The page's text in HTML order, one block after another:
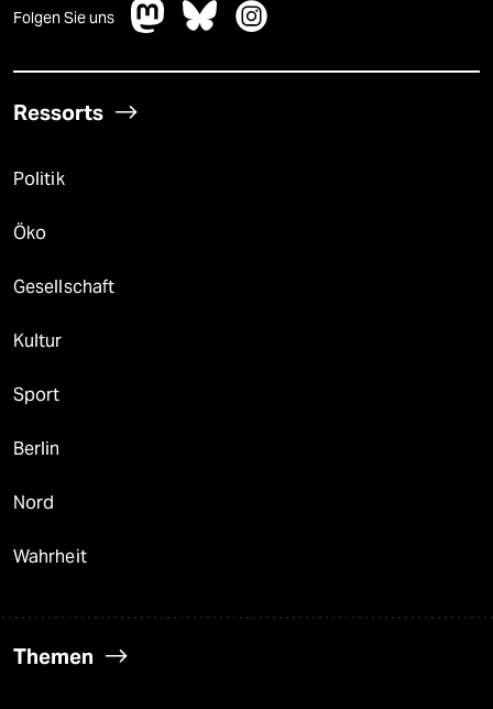
Folgen Sie uns
Ressorts
Politik
Öko
Gesellschaft
Kultur
Sport
Berlin
Nord
Wahrheit
Themen